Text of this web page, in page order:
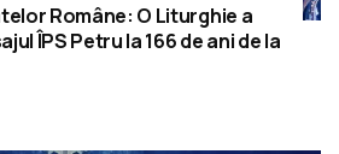
Române: O Liturghie a
ÎPS Petru la 166 de ani de la